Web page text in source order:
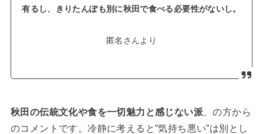
有るし、きりたんぽも別に秋田で食べる必要性がないし。
匿名さんより
秋田の伝統文化や食を一切魅力と感じない派、の方から
のコメントです。冷静に考えると”気持ち悪い”は別とし